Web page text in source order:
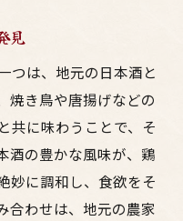
見
つは、地元の日本酒と
焼き鳥や唐揚げなどの
共に味わうことで、そ
酒の豊かな風味が、鶏
妙に調和し、食欲をそ
合わせは、地元の農家